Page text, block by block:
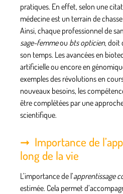
pratiques. En effet, selon une
médecine est un terrain de
Ainsi, chaque professionnel de
sage-femmeou bts opticien, doit
son temps. Les avancées en
artificielle ou encore en
exemples des révolutions en
nouveaux besoins, les
être complétées par une
scientifique.
Importance de
long de la vie
L’importance de l’apprentissage
estimée. Cela permet